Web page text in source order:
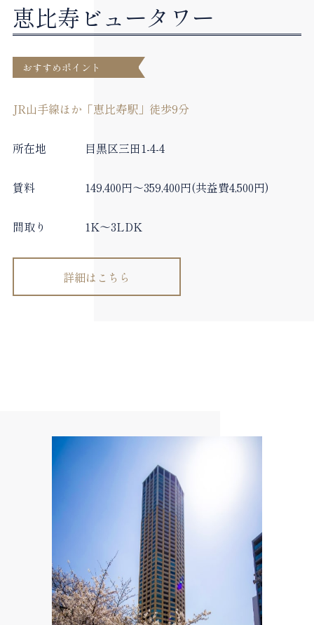
恵比寿ビュータワー
おすすめポイント
JR山手線ほか「恵比寿駅」徒歩9分
所在地 目黒区三田1-4-4
賃料 149,400円～359,400円(共益費4,500円)
間取り 1K～3LDK
詳細はこちら